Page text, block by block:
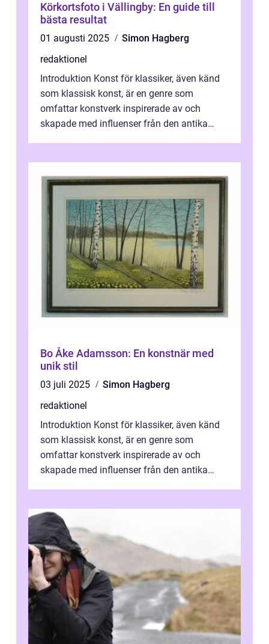
Körkortsfoto i Vällingby: En guide till
bästa resultat
01 augusti 2025
Simon Hagberg
redaktionel
Introduktion Konst för klassiker, även känd
som klassisk konst, är en genre som
omfattar konstverk inspirerade av och
skapade med influenser från den antika
Bo Åke Adamsson: En konstnär med
unik stil
03 juli 2025
Simon Hagberg
redaktionel
Introduktion Konst för klassiker, även känd
som klassisk konst, är en genre som
omfattar konstverk inspirerade av och
skapade med influenser från den antika